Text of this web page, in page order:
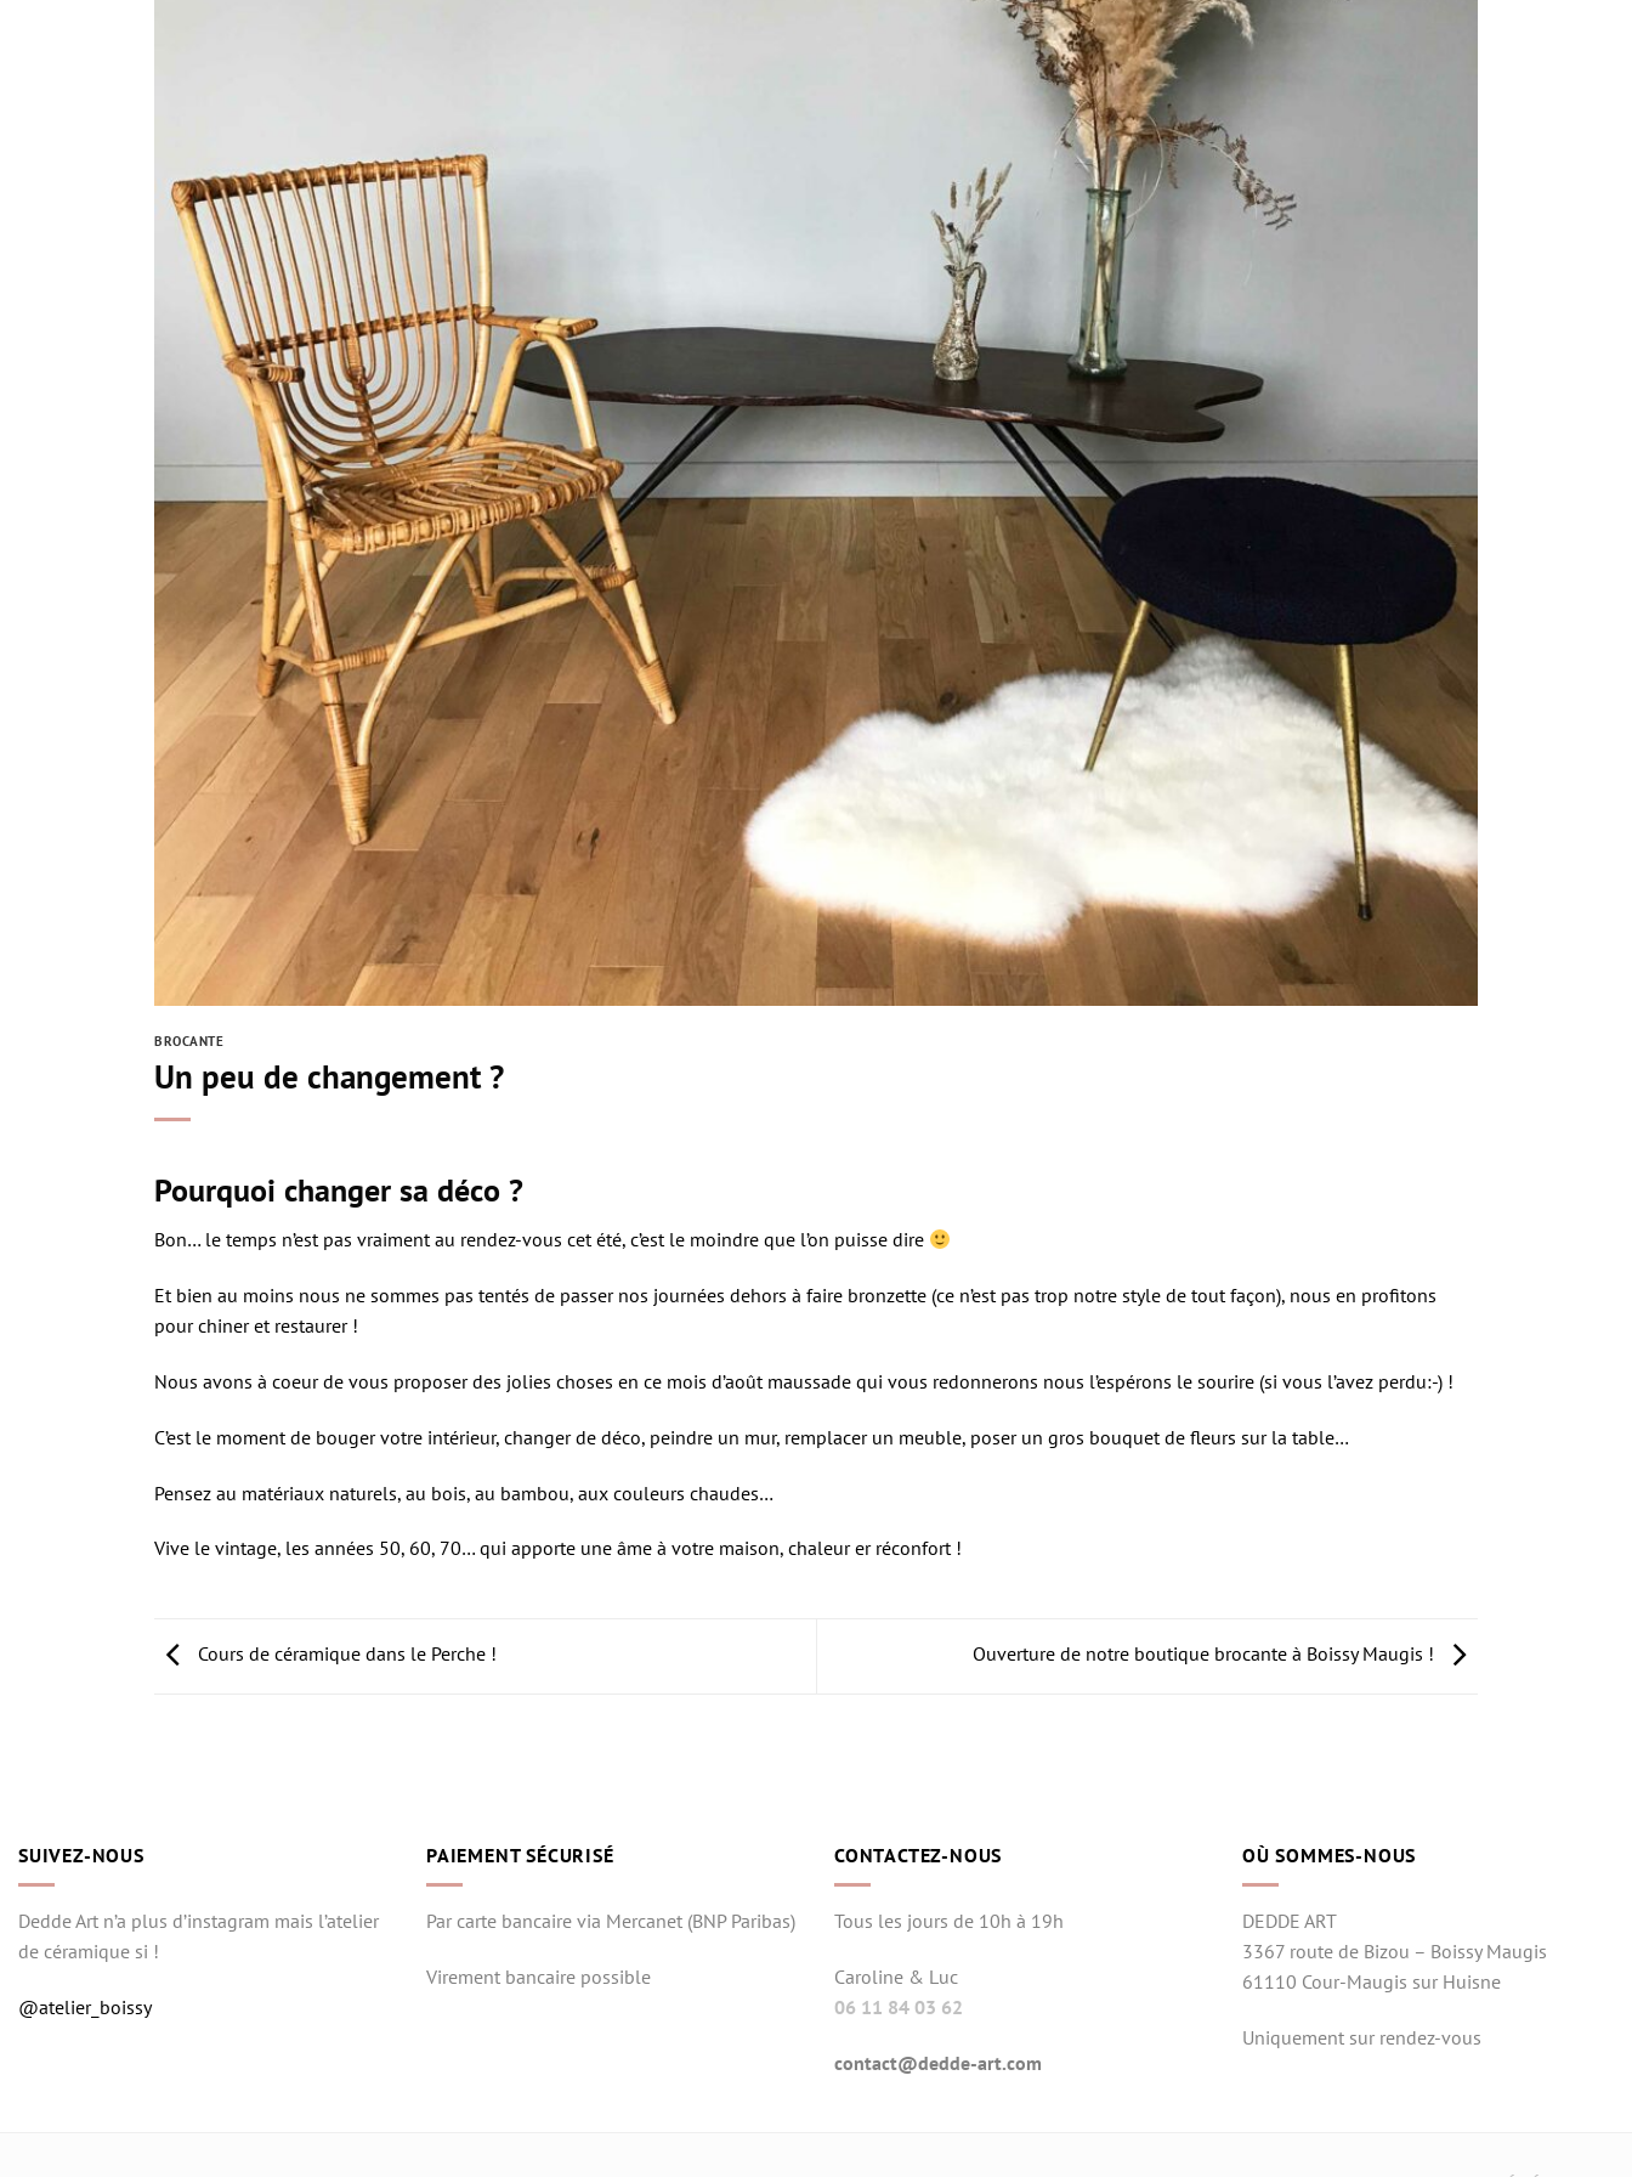
BROCANTE
Un peu de changement ?
Pourquoi changer sa déco ?
Bon… le temps n’est pas vraiment au rendez-vous cet été, c’est le moindre que l’on puisse dire
Et bien au moins nous ne sommes pas tentés de passer nos journées dehors à faire bronzette (ce n’est pas trop notre style de tout façon), nous en profitons
pour chiner et restaurer !
Nous avons à coeur de vous proposer des jolies choses en ce mois d’août maussade qui vous redonnerons nous l’espérons le sourire (si vous l’avez perdu:-) !
C’est le moment de bouger votre intérieur, changer de déco, peindre un mur, remplacer un meuble, poser un gros bouquet de fleurs sur la table…
Pensez au matériaux naturels, au bois, au bambou, aux couleurs chaudes…
Vive le vintage, les années 50, 60, 70… qui apporte une âme à votre maison, chaleur er réconfort !
Cours de céramique dans le Perche ! Ouverture de notre boutique brocante à Boissy Maugis !
SUIVEZ-NOUS
Dedde Art n’a plus d’instagram mais l’atelier
de céramique si !
@atelier_boissy
PAIEMENT SÉCURISÉ
Par carte bancaire via Mercanet (BNP Paribas)
Virement bancaire possible
CONTACTEZ-NOUS
Tous les jours de 10h à 19h
Caroline & Luc
06 11 84 03 62
contact@dedde-art.com
OÙ SOMMES-NOUS
DEDDE ART
3367 route de Bizou – Boissy Maugis
61110 Cour-Maugis sur Huisne
Uniquement sur rendez-vous